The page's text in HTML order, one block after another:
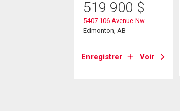
519 900 $
5407 106 Avenue Nw
Edmonton, AB
Enregistrer Voir